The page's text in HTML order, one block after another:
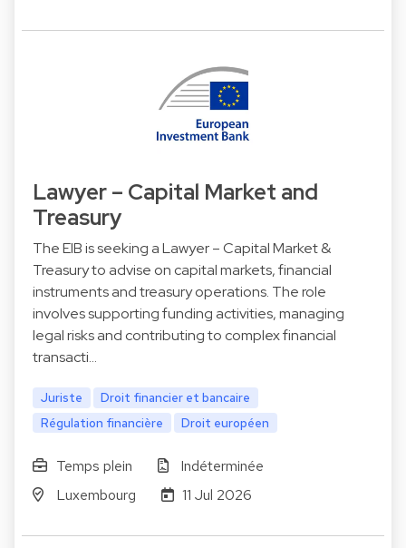
Lawyer – Capital Market and
Treasury
The EIB is seeking a Lawyer – Capital Market &
Treasury to advise on capital markets, financial
instruments and treasury operations. The role
involves supporting funding activities, managing
legal risks and contributing to complex financial
transacti…
Juriste
Droit financier et bancaire
Régulation financière
Droit européen
Temps plein
Indéterminée
Luxembourg
11 Jul 2026